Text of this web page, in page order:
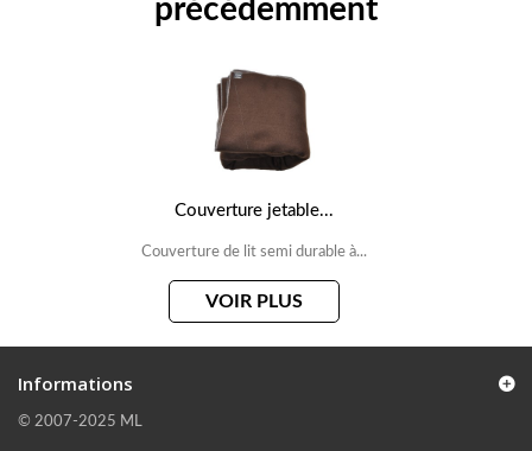
précédemment
Couverture jetable...
Couverture de lit semi durable à...
VOIR PLUS
Informations
© 2007-2025 ML